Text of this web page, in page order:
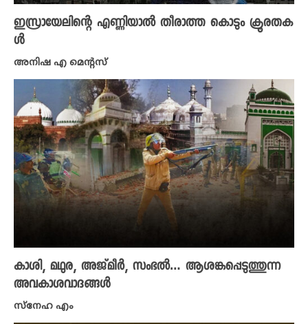
ഇസ്രായേലിന്റെ എണ്ണിയാൽ തീരാത്ത കൊടും ക്രൂരതക
ൾ
അനിഷ എ മെന്റസ്
കാശി, മഥുര, അജ്മീർ, സംഭൽ… ആശങ്കപ്പെടുത്തുന്ന
അവകാശവാദങ്ങൾ
സ്നേഹ എം